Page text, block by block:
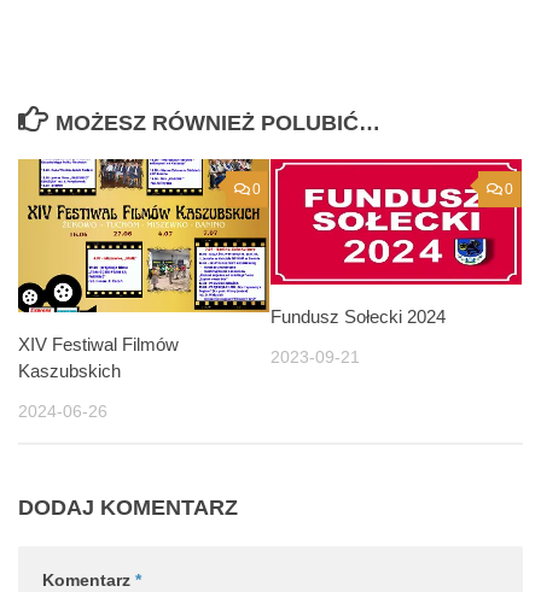
MOŻESZ RÓWNIEŻ POLUBIĆ…
0
XIV Festiwal Filmów
Kaszubskich
2024-06-26
0
Fundusz Sołecki 2024
2023-09-21
DODAJ KOMENTARZ
Komentarz *